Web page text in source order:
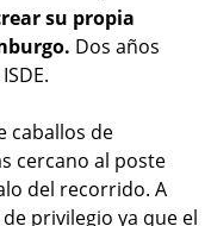
su propia
Dos años
caballos de
cercano al poste
del recorrido. A
privilegio ya que el